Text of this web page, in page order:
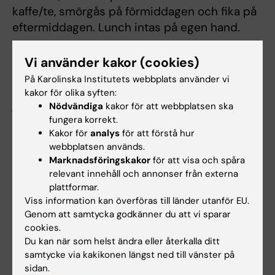
kaffe/te, smörgås på förmiddagen och fika på
eftermiddagen. Lunch intas på egen hand.
Citat från tidigare deltagare
"En av de bästa och mest relevanta kurser jag
gått."
"Otroligt spännande och givande kurs om du
arbetar med patienter med
beroendesjukdom."
"Har redan uppmanat mina kollegor att gå
kursen!"
Utbildningen fick ett medelvärde på4,8
senaste kursutvärderingen, när deltagarna
svarade på frågan ”Hur bedömer du
Vi använder kakor (cookies)
På Karolinska Institutets webbplats använder vi
kakor för olika syften:
Nödvändiga kakor för att webbplatsen ska
fungera korrekt.
Kakor för analys för att förstå hur
webbplatsen används.
Marknadsföringskakor för att visa och spåra
relevant innehåll och annonser från externa
plattformar.
Viss information kan överföras till länder utanför EU.
Genom att samtycka godkänner du att vi sparar
cookies.
Du kan när som helst ändra eller återkalla ditt
samtycke via kakikonen längst ned till vänster på
sidan.